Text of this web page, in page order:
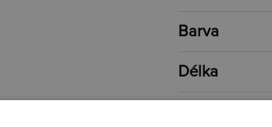
Barva
Délka